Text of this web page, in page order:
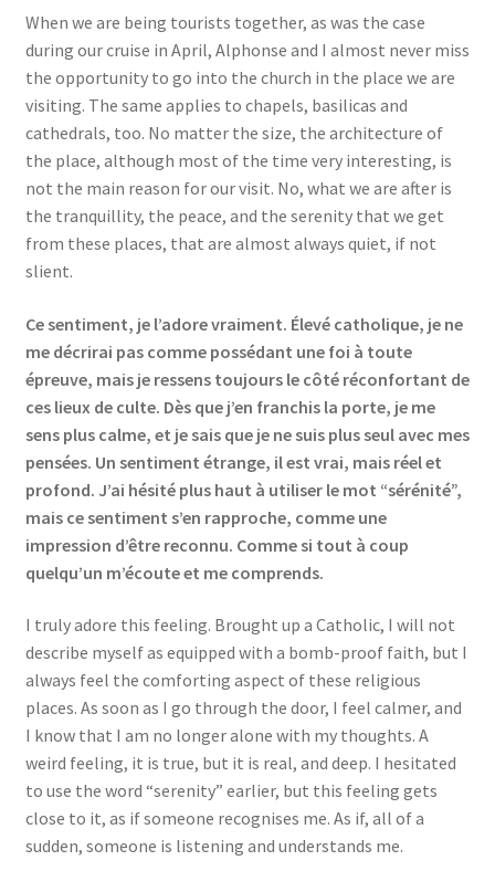
When we are being tourists together, as was the case
during our cruise in April, Alphonse and I almost never miss
the opportunity to go into the church in the place we are
visiting. The same applies to chapels, basilicas and
cathedrals, too. No matter the size, the architecture of
the place, although most of the time very interesting, is
not the main reason for our visit. No, what we are after is
the tranquillity, the peace, and the serenity that we get
from these places, that are almost always quiet, if not
slient.
Ce sentiment, je l’adore vraiment. Élevé catholique, je ne
me décrirai pas comme possédant une foi à toute
épreuve, mais je ressens toujours le côté réconfortant de
ces lieux de culte. Dès que j’en franchis la porte, je me
sens plus calme, et je sais que je ne suis plus seul avec mes
pensées. Un sentiment étrange, il est vrai, mais réel et
profond. J’ai hésité plus haut à utiliser le mot “sérénité”,
mais ce sentiment s’en rapproche, comme une
impression d’être reconnu. Comme si tout à coup
quelqu’un m’écoute et me comprends.
I truly adore this feeling. Brought up a Catholic, I will not
describe myself as equipped with a bomb-proof faith, but I
always feel the comforting aspect of these religious
places. As soon as I go through the door, I feel calmer, and
I know that I am no longer alone with my thoughts. A
weird feeling, it is true, but it is real, and deep. I hesitated
to use the word “serenity” earlier, but this feeling gets
close to it, as if someone recognises me. As if, all of a
sudden, someone is listening and understands me.